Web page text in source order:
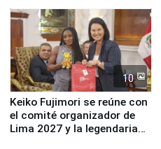
10
Keiko Fujimori se reúne con
el comité organizador de
Lima 2027 y la legendaria